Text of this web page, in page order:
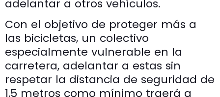
adelantar a otros vehículos.
Con el objetivo de proteger más a
las bicicletas, un colectivo
especialmente vulnerable en la
carretera, adelantar a estas sin
respetar la distancia de seguridad de
1,5 metros como mínimo traerá a